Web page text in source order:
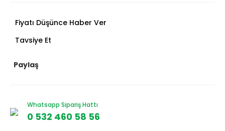
Fiyatı Düşünce Haber Ver
Tavsiye Et
Paylaş
Whatsapp Sipariş Hattı
0 532 460 58 56